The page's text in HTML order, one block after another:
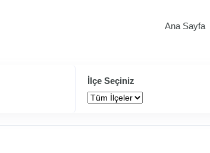
Ana Sayfa
İlçe Seçiniz